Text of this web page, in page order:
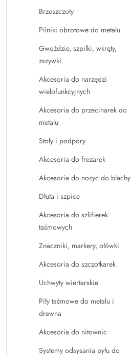
Brzeszczoty
Pilniki obrotowe do metalu
Gwoździe, szpilki, wkręty,
zszywki
Akcesoria do narzędzi
wielofunkcyjnych
Akcesoria do przecinarek do
metalu
Stoły i podpory
Akcesoria do frezarek
Akcesoria do nożyc do blachy
Dłuta i szpice
Akcesoria do szlifierek
taśmowych
Znaczniki, markery, ołówki
Akcesoria do szczotkarek
Uchwyty wiertarskie
Piły taśmowe do metalu i
drewna
Akcesoria do nitownic
Systemy odsysania pyłu do